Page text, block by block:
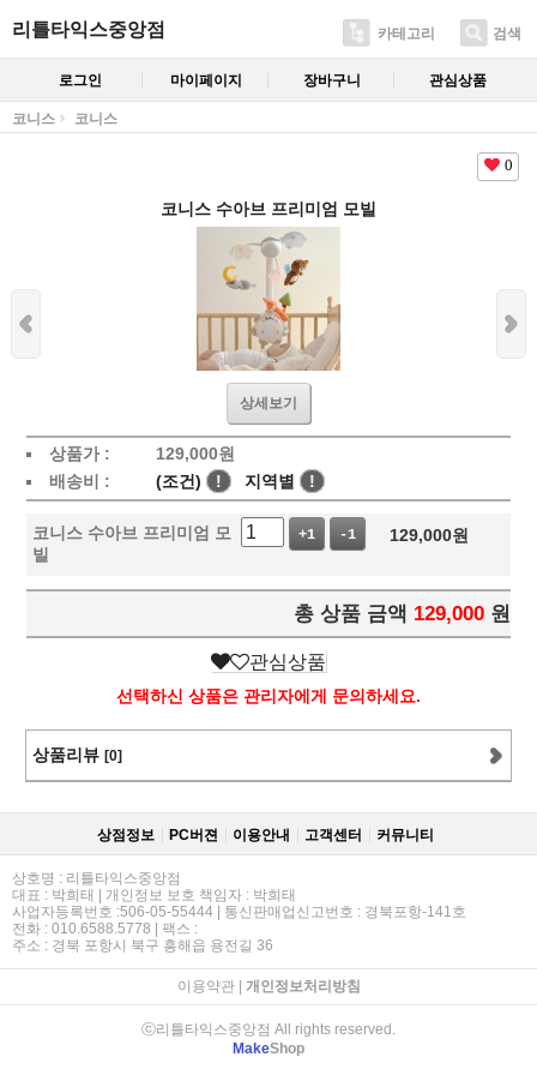
리틀타익스중앙점 카테고리 검색
로그인 마이페이지 장바구니 관심상품
코니스 코니스
0
코니스 수아브 프리미엄 모빌
상세보기
상품가 : 129,000원
배송비 :
(조건) ! 지역별 !
코니스 수아브 프리미엄 모
빌
+1 -1 129,000원
총 상품 금액 129,000 원
관심상품
선택하신 상품은 관리자에게 문의하세요.
상품리뷰 [0]
상점정보 PC버젼 이용안내 고객센터 커뮤니티
상호명 : 리틀타익스중앙점
대표 : 박희태 | 개인정보 보호 책임자 : 박희태
사업자등록번호 :506-05-55444 | 통신판매업신고번호 : 경북포항-141호
전화 : 010.6588.5778 | 팩스 :
주소 : 경북 포항시 북구 흥해읍 용전길 36
이용약관| 개인정보처리방침
ⓒ리틀타익스중앙점 All rights reserved.
MakeShop